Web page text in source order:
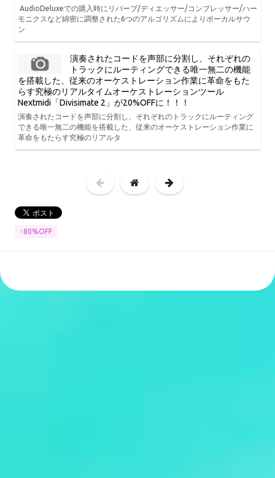
AudioDeluxeでの購入時にリバーブ/ディエッサー/コンプレッサー/ハー
モニクスなど綿密に調整された6つのアルゴリズムによりボーカルサウ
ン
演奏されたコードを声部に分割し、それぞれの
トラックにルーティングできる唯一無二の機能
を搭載した、従来のオーケストレーション作業に革命をもた
らす究極のリアルタイムオーケストレーションツール
Nextmidi「Divisimate 2」が20%OFFに！！！
演奏されたコードを声部に分割し、それぞれのトラックにルーティング
できる唯一無二の機能を搭載した、従来のオーケストレーション作業に
革命をもたらす究極のリアルタ
↑80%OFF